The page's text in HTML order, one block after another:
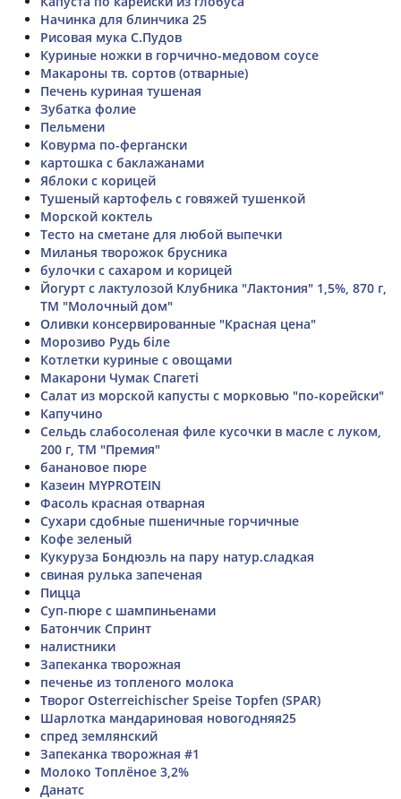
Начинка для блинчика 25
Рисовая мука С.Пудов
Куриные ножки в горчично-медовом соусе
Макароны тв. сортов (отварные)
Печень куриная тушеная
Зубатка фолие
Пельмени
Ковурма по-фергански
картошка с баклажанами
Яблоки с корицей
Тушеный картофель с говяжей тушенкой
Морской коктель
Тесто на сметане для любой выпечки
Миланья творожок брусника
булочки с сахаром и корицей
Йогурт с лактулозой Клубника "Лактония" 1,5%, 870 г,
ТМ "Молочный дом"
Оливки консервированные "Красная цена"
Морозиво Рудь біле
Котлетки куриные с овощами
Макарони Чумак Спагеті
Салат из морской капусты с морковью "по-корейски"
Капучино
Сельдь слабосоленая филе кусочки в масле с луком,
200 г, ТМ "Премия"
банановое пюре
Казеин MYPROTEIN
Фасоль красная отварная
Сухари сдобные пшеничные горчичные
Кофе зеленый
Кукуруза Бондюэль на пару натур.сладкая
свиная рулька запеченая
Пицца
Суп-пюре с шампиньенами
Батончик Спринт
налистники
Запеканка творожная
печенье из топленого молока
Творог Osterreichischer Speise Topfen (SPAR)
Шарлотка мандариновая новогодняя25
спред землянский
Запеканка творожная #1
Молоко Топлёное 3,2%
Данатс